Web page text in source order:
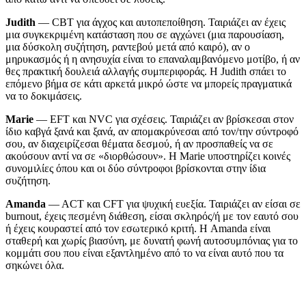
Judith — CBT για άγχος και αυτοπεποίθηση. Ταιριάζει αν έχεις
μια συγκεκριμένη κατάσταση που σε αγχώνει (μια παρουσίαση,
μια δύσκολη συζήτηση, ραντεβού μετά από καιρό), αν ο
μηρυκασμός ή η ανησυχία είναι το επαναλαμβανόμενο μοτίβο, ή αν
θες πρακτική δουλειά αλλαγής συμπεριφοράς. Η Judith σπάει το
επόμενο βήμα σε κάτι αρκετά μικρό ώστε να μπορείς πραγματικά
να το δοκιμάσεις.
Marie — EFT και NVC για σχέσεις. Ταιριάζει αν βρίσκεσαι στον
ίδιο καβγά ξανά και ξανά, αν απομακρύνεσαι από τον/την σύντροφό
σου, αν διαχειρίζεσαι θέματα δεσμού, ή αν προσπαθείς να σε
ακούσουν αντί να σε «διορθώσουν». Η Marie υποστηρίζει κοινές
συνομιλίες όπου και οι δύο σύντροφοι βρίσκονται στην ίδια
συζήτηση.
Amanda — ACT και CFT για ψυχική ευεξία. Ταιριάζει αν είσαι σε
burnout, έχεις πεσμένη διάθεση, είσαι σκληρός/ή με τον εαυτό σου
ή έχεις κουραστεί από τον εσωτερικό κριτή. Η Amanda είναι
σταθερή και χωρίς βιασύνη, με δυνατή φωνή αυτοσυμπόνιας για το
κομμάτι σου που είναι εξαντλημένο από το να είναι αυτό που τα
σηκώνει όλα.